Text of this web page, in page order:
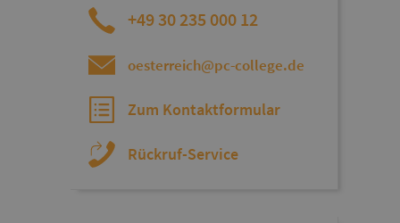
+49 30 235 000 12
oesterreich@pc-college.de
Zum Kontaktformular
Rückruf-Service